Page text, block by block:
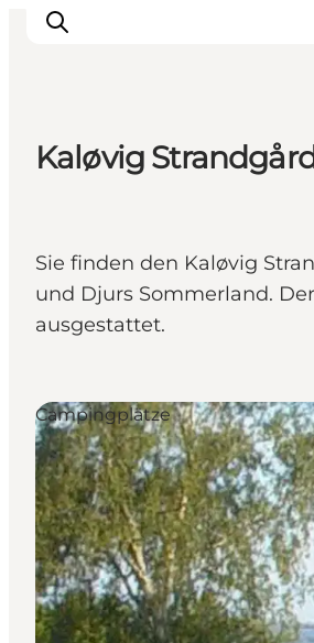
Städte und Regionen
Reiseplanung
Transport
Kaløvig
Sie finden den Kaløvig
und Djurs Sommerland.
ausgestattet.
Campingplätze